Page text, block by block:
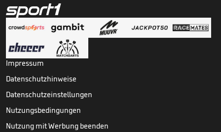
Impressum
Datenschutzhinweise
Datenschutzeinstellungen
Nutzungsbedingungen
Nutzung mit Werbung beenden